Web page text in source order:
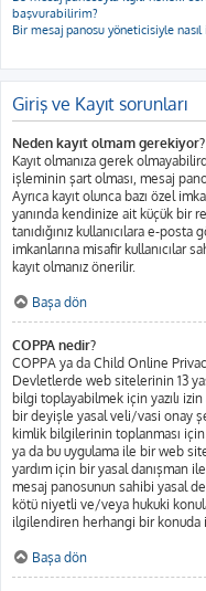
başvurabilirim?
Bir mesaj panosu yöneticisiyle
Giriş ve Kayıt sorunları
Neden kayıt olmam gerekiyor?
Kayıt olmanıza gerek
işleminin şart olması, mesaj
Ayrıca kayıt olunca bazı özel
yanında kendinize ait küçük bir
tanıdığınız kullanıcılara e-
imkanlarına misafir kullanıcılar
kayıt olmanız önerilir.
Başa dön
COPPA nedir?
COPPA ya da Child Online
Devletlerde web sitelerinin 13
bilgi toplayabilmek için yazılı
bir deyişle yasal veli/vasi onay
kimlik bilgilerinin toplanması
ya da bu uygulama ile bir web
yardım için bir yasal danışman
mesaj panosunun sahibi yasal
kötü niyetli ve/veya hukuki
ilgilendiren herhangi bir konuda
Başa dön